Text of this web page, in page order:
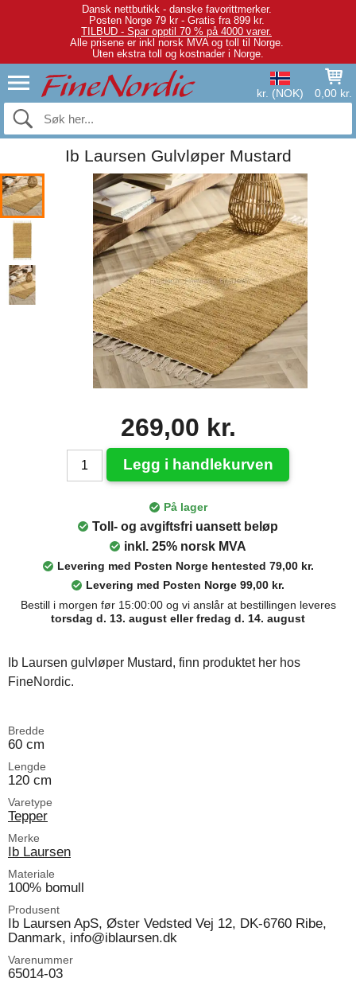
Dansk nettbutikk - danske favorittmerker.
Posten Norge 79 kr - Gratis fra 899 kr.
TILBUD - Spar opptil 70 % på 4000 varer.
Alle prisene er inkl norsk MVA og toll til Norge.
Uten ekstra toll og kostnader i Norge.
kr. (NOK) 0,00 kr.
Ib Laursen Gulvløper Mustard
269,00 kr.
Legg i handlekurven
På lager
Toll- og avgiftsfri uansett beløp
inkl. 25% norsk MVA
Levering med Posten Norge hentested 79,00 kr.
Levering med Posten Norge 99,00 kr.
Bestill i morgen før 15:00:00 og vi anslår at bestillingen leveres
torsdag d. 13. august eller fredag d. 14. august
Ib Laursen gulvløper Mustard, finn produktet her hos
FineNordic.
Bredde
60 cm
Lengde
120 cm
Varetype
Tepper
Merke
Ib Laursen
Materiale
100% bomull
Produsent
Ib Laursen ApS, Øster Vedsted Vej 12, DK-6760 Ribe,
Danmark, info@iblaursen.dk
Varenummer
65014-03